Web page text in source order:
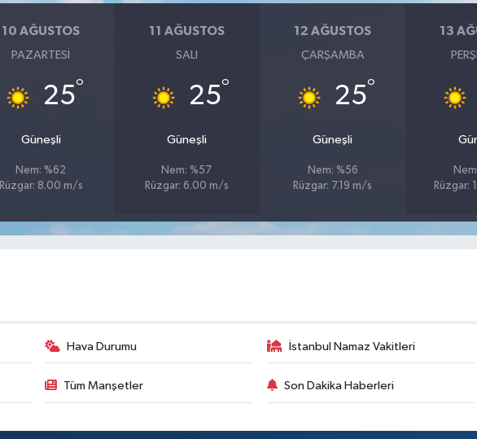
10 AĞUSTOS
PAZARTESI
25°
Güneşli
Nem: %62
Rüzgar: 8.00 m/s
11 AĞUSTOS
SALI
25°
Güneşli
Nem: %57
Rüzgar: 6.00 m/s
12 AĞUSTOS
ÇARŞAMBA
25°
Güneşli
Nem: %56
Rüzgar: 7.19 m/s
13
Rüzgar:
Hava Durumu İstanbul Namaz Vakitleri
Tüm Manşetler Son Dakika Haberleri